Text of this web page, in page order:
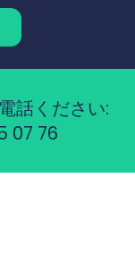
話ください:
07 76